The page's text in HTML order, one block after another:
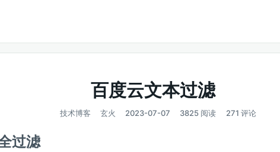
百度云文本过滤
技术博客 玄火 2023-07-07 3825 阅读 271 评论
过滤